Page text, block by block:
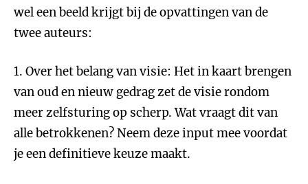
wel een beeld krijgt bij de opvattingen van de
twee auteurs:
1. Over het belang van visie: Het in kaart brengen
van oud en nieuw gedrag zet de visie rondom
meer zelfsturing op scherp. Wat vraagt dit van
alle betrokkenen? Neem deze input mee voordat
je een definitieve keuze maakt.